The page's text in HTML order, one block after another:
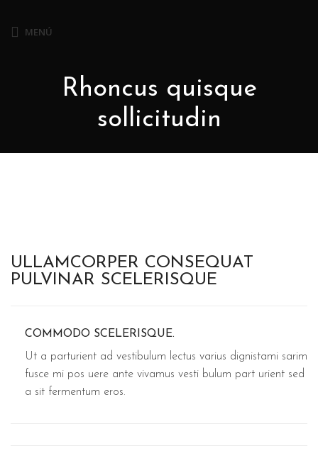
MENÚ
Rhoncus quisque
sollicitudin
ULLAMCORPER CONSEQUAT
PULVINAR SCELERISQUE
COMMODO SCELERISQUE.
Ut a parturient ad vestibulum lectus varius dignistami sarim
fusce mi pos uere ante vivamus vesti bulum part urient sed
a sit fermentum eros.